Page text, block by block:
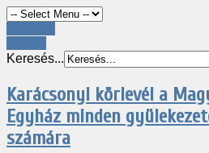
Keresés...
Karácsonyi körlevél a
Egyház minden
számára